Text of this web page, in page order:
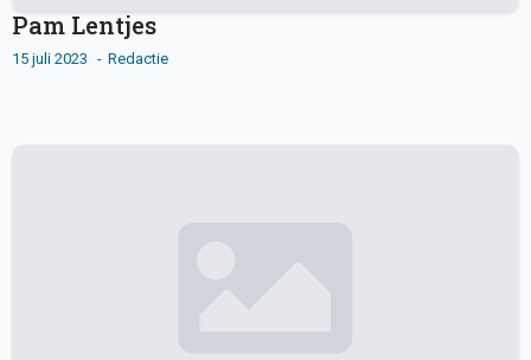
Pam Lentjes
15 juli 2023 Redactie